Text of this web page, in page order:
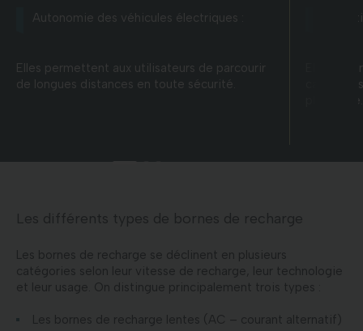
Autonomie des véhicules électriques :
Elles permettent aux utilisateurs de parcourir
de longues distances en toute sécurité.
Elles
plus verte.
Les différents types de bornes de recharge
Les bornes de recharge se déclinent en plusieurs
catégories selon leur vitesse de recharge, leur technologie
et leur usage. On distingue principalement trois types :
Les bornes de recharge lentes (AC – courant alternatif)